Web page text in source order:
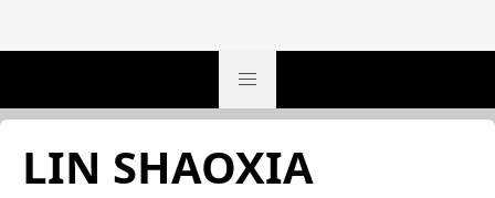
LIN SHAOXIA